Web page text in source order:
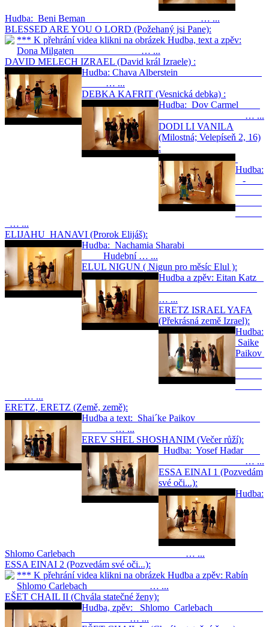
Hudba: Beni Beman … ...
BLESSED ARE YOU O LORD (Požehaný jsi Pane):
*** K přehrání videa klikni na obrázek Hudba, text a zpěv:
Dona Milgaten … ...
DAVID MELECH IZRAEL (David král Izraele) :
Hudba: Chava Alberstein
… ...
DEBKA KAFRIT (Vesnická debka) :
Hudba: Dov Carmel
… ...
DODI LI VANILA
(Milostná; Velepíseň 2, 16)
:
Hudba:
-
… ...
ELIJAHU HANAVI (Prorok Elijáš):
Hudba: Nachamia Sharabi
Hudební … ...
ELUL NIGUN ( Nigun pro měsíc Elul ):
Hudba a zpěv: Eitan Katz
… ...
ERETZ ISRAEL YAFA
(Překrásná země Izrael):
Hudba:
Saike
Paikov
… ...
ERETZ, ERETZ (Země, země):
Hudba a text: Shai´ke Paikov
… ...
EREV SHEL SHOSHANIM (Večer růží):
Hudba: Yosef Hadar
… ...
ESSA EINAI 1 (Pozvedám
své oči...):
Hudba:
Shlomo Carlebach … ...
ESSA EINAI 2 (Pozvedám své oči...):
*** K přehrání videa klikni na obrázek Hudba a zpěv: Rabín
Shlomo Carlebach … ...
EŠET CHAIL II (Chvála statečné ženy):
Hudba, zpěv: Shlomo Carlebach
… ...